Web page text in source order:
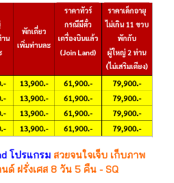
โปรแกรม สวยจนใจเจ็บ เก็บภาพ
ด์ ฝรั่งเศส 8 วัน 5 คืน - SQ